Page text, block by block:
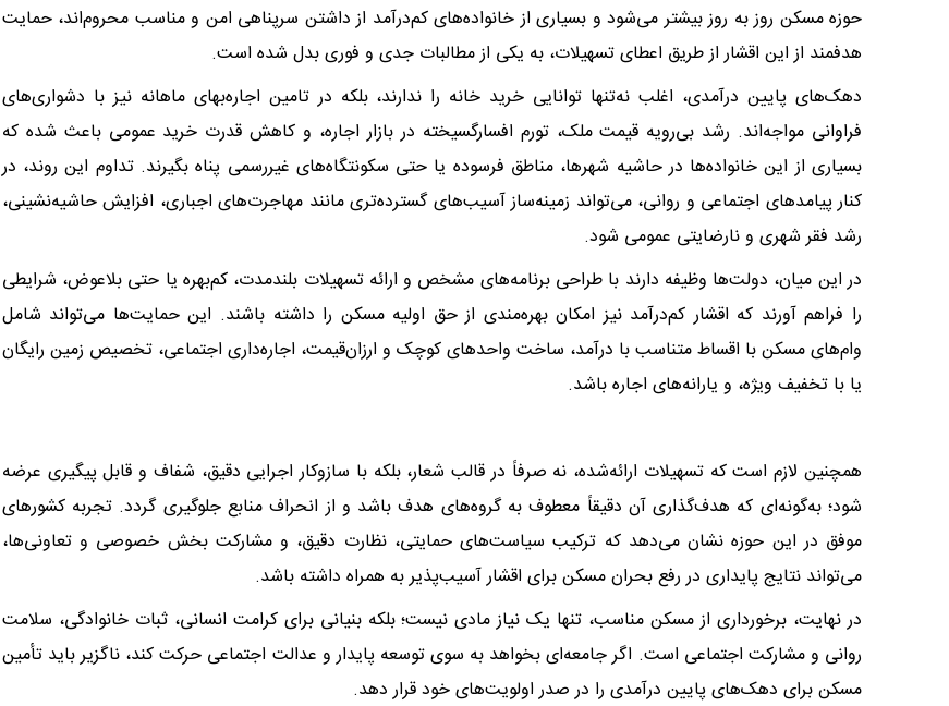
حوزه مسکن روز به روز بیشتر می‌شود و بسیاری از خانواده‌های کم‌درآمد از داشتن سرپناهی امن و مناسب محروم‌اند، حمایت
هدفمند از این اقشار از طریق اعطای تسهیلات، به یکی از مطالبات جدی و فوری بدل شده است.
دهک‌های پایین درآمدی، اغلب نه‌تنها توانایی خرید خانه را ندارند، بلکه در تامین اجاره‌بهای ماهانه نیز با دشواری‌های
فراوانی مواجه‌اند. رشد بی‌رویه قیمت ملک، تورم افسارگسیخته در بازار اجاره، و کاهش قدرت خرید عمومی باعث شده که
بسیاری از این خانواده‌ها در حاشیه شهرها، مناطق فرسوده یا حتی سکونتگاه‌های غیررسمی پناه بگیرند. تداوم این روند، در
کنار پیامدهای اجتماعی و روانی، می‌تواند زمینه‌ساز آسیب‌های گسترده‌تری مانند مهاجرت‌های اجباری، افزایش حاشیه‌نشینی،
رشد فقر شهری و نارضایتی عمومی شود.
در این میان، دولت‌ها وظیفه دارند با طراحی برنامه‌های مشخص و ارائه تسهیلات بلندمدت، کم‌بهره یا حتی بلاعوض، شرایطی
را فراهم آورند که اقشار کم‌درآمد نیز امکان بهره‌مندی از حق اولیه مسکن را داشته باشند. این حمایت‌ها می‌تواند شامل
وام‌های مسکن با اقساط متناسب با درآمد، ساخت واحدهای کوچک و ارزان‌قیمت، اجاره‌داری اجتماعی، تخصیص زمین رایگان
یا با تخفیف ویژه، و یارانه‌های اجاره باشد.
همچنین لازم است که تسهیلات ارائه‌شده، نه صرفاً در قالب شعار، بلکه با سازوکار اجرایی دقیق، شفاف و قابل پیگیری عرضه
شود؛ به‌گونه‌ای که هدف‌گذاری آن دقیقاً معطوف به گروه‌های هدف باشد و از انحراف منابع جلوگیری گردد. تجربه کشورهای
موفق در این حوزه نشان می‌دهد که ترکیب سیاست‌های حمایتی، نظارت دقیق، و مشارکت بخش خصوصی و تعاونی‌ها،
می‌تواند نتایج پایداری در رفع بحران مسکن برای اقشار آسیب‌پذیر به همراه داشته باشد.
در نهایت، برخورداری از مسکن مناسب، تنها یک نیاز مادی نیست؛ بلکه بنیانی برای کرامت انسانی، ثبات خانوادگی، سلامت
روانی و مشارکت اجتماعی است. اگر جامعه‌ای بخواهد به سوی توسعه پایدار و عدالت اجتماعی حرکت کند، ناگزیر باید تأمین
مسکن برای دهک‌های پایین درآمدی را در صدر اولویت‌های خود قرار دهد.